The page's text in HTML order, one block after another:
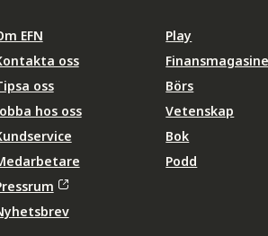
EFN
oss
oss
hos oss
Play
Börs
Vetenskap
Bok
Podd